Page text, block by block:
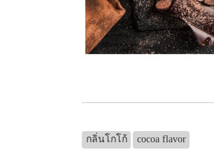
กลิ่นโกโก้ cocoa flavor